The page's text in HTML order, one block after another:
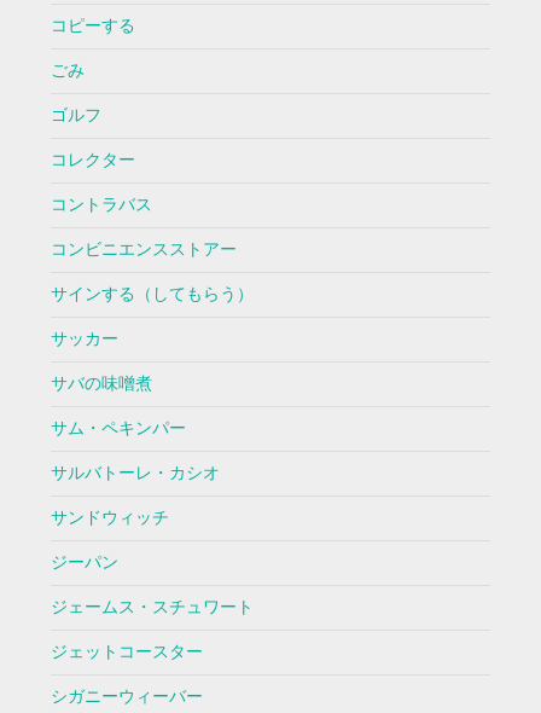
コピーする
ごみ
ゴルフ
コレクター
コントラバス
コンビニエンスストアー
サインする（してもらう）
サッカー
サバの味噌煮
サム・ペキンパー
サルバトーレ・カシオ
サンドウィッチ
ジーパン
ジェームス・スチュワート
ジェットコースター
シガニーウィーバー